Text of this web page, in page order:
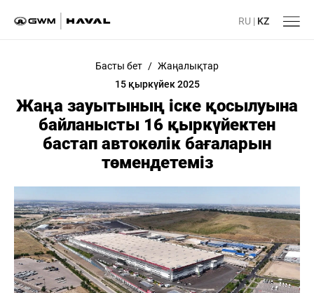
RU | KZ
Басты бет / Жаңалықтар
15 қыркүйек 2025
Жаңа зауытының іске қосылуына
байланысты 16 қыркүйектен
бастап автокөлік бағаларын
төмендетеміз